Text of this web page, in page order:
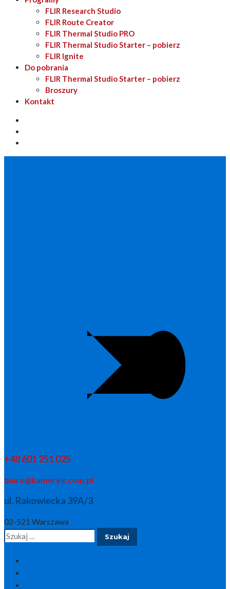
FLIR Research Studio
FLIR Route Creator
FLIR Thermal Studio PRO
FLIR Thermal Studio Starter – pobierz
FLIR Ignite
Do pobrania
FLIR Thermal Studio Starter – pobierz
Broszury
Kontakt
+48 601 251 025
biuro@kameryir.com.pl
ul. Rakowiecka 39A/3
02-521 Warszawa
Szukaj: